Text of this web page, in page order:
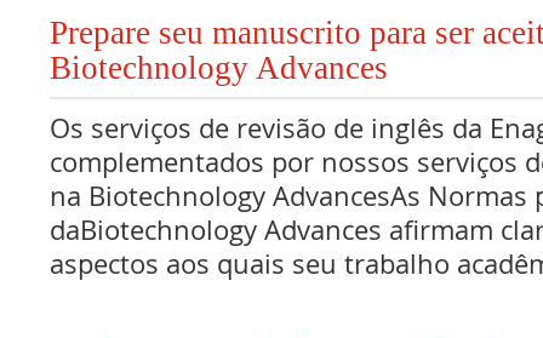
Prepare seu manuscrito para ser
Biotechnology Advances
Os serviços de revisão de inglês da
complementados por nossos serviços
na Biotechnology AdvancesAs Normas
daBiotechnology Advances afirmam
aspectos aos quais seu trabalho